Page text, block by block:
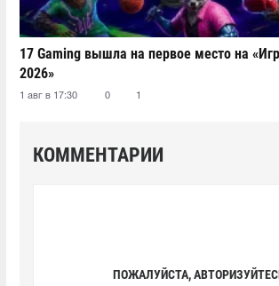
17 Gaming вышла на первое место на
2026»
1 авг в 17:30 0 1
КОММЕНТАРИИ
ПОЖАЛУЙСТА,